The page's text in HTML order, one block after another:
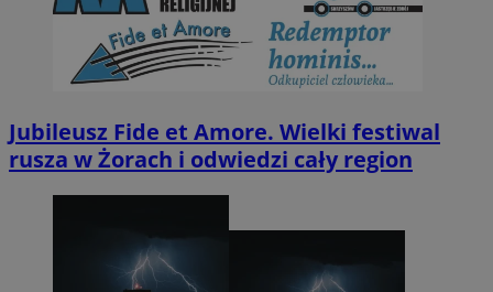
Jubileusz Fide et Amore. Wielki festiwal
rusza w Żorach i odwiedzi cały region